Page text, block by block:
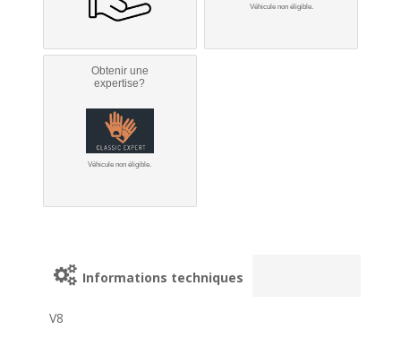
Véhicule non éligible.
Obtenir une
expertise?
Véhicule non éligible.
Informations techniques
V8